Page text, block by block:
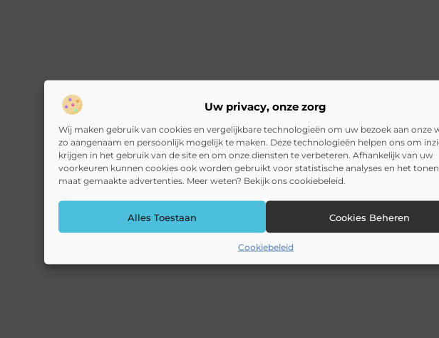
Uw privacy, onze zorg
Wij maken gebruik van cookies en vergelijkbare technologieën om uw bezoek aan onze
zo aangenaam en persoonlijk mogelijk te maken. Deze technologieën helpen ons om
krijgen in het gebruik van de site en om onze diensten te verbeteren. Afhankelijk van uw
voorkeuren kunnen cookies ook worden gebruikt voor statistische analyses en het
maat gemaakte advertenties. Meer weten? Bekijk ons cookiebeleid.
Alles Toestaan Cookies Beheren
Cookiebeleid